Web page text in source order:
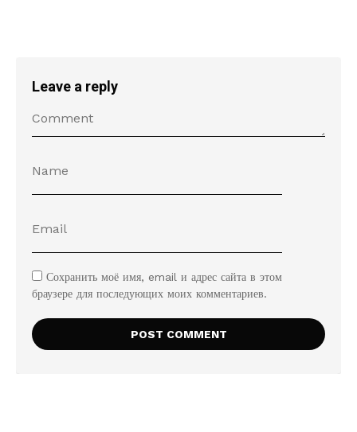
Leave a reply
Сохранить моё имя, email и адрес сайта в этом
браузере для последующих моих комментариев.